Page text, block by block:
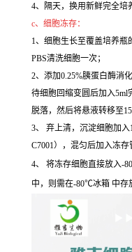
4、隔天，换用新鲜完全培
c、细胞冻存：
1、细胞生长至覆盖培养瓶
PBS清洗细胞一次；
2、添加0.25%胰蛋白酶消
待细胞回缩变圆后加入5ml
脱落，然后将悬液转移至
3、 弃上清，沉淀细胞加入
C7001），混匀后加入冻存
4、 将冻存细胞直接放入-
中，则需在-80℃冰箱 中存